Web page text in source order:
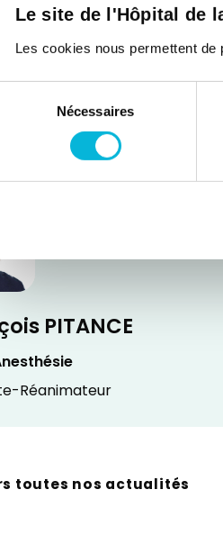
Le site de l'Hôpital de
Les cookies nous permettent de
consentement
Nécessaires
PITANCE
Réanimateur
toutes nos actualités